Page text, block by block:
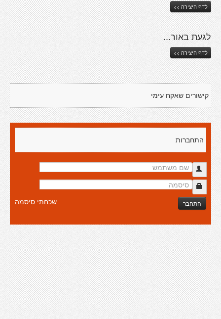
לדף היצירה >>
לגעת באור...
לדף היצירה >>
קישורים שאקח עימי
התחברות
התחבר שכחתי סיסמה